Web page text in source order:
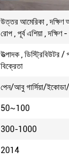
উত্তর আমেরিকা , দক্ষিণ
রোপ , পূর্ব এশিয়া , দক্ষিণ
উত্পাদক , ডিস্ট্রিবিউটর /
বিক্রেতা
পেন/আবু গার্সিয়া/
50~100
300-1000
2014